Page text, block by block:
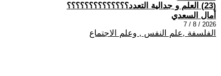
(23) العلم و جدالية التعدد؟؟؟؟؟؟؟؟؟؟؟؟؟؟
أمال السعدي
2026 / 8 / 7
الفلسفة ,علم النفس , وعلم الاجتماع